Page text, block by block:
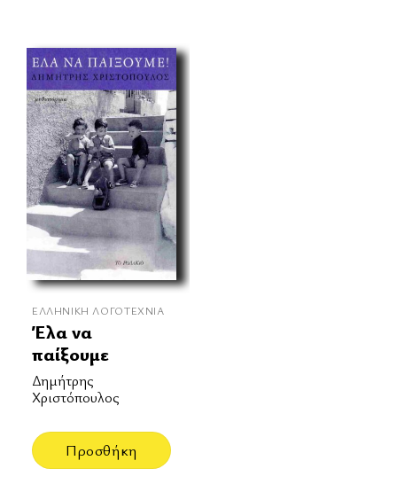
ΕΛΛΗΝΙΚΉ ΛΟΓΟΤΕΧΝΊΑ
Έλα να
παίξουμε
Δημήτρης
Χριστόπουλος
Προσθήκη